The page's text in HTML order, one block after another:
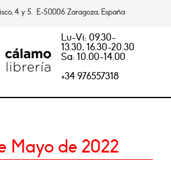
4 y 5. E-50006 Zaragoza, España
Lu-Vi: 09.30-
13.30, 16.30-20.30
Sa: 10.00-14.00
+34 976557318
Mayo de 2022